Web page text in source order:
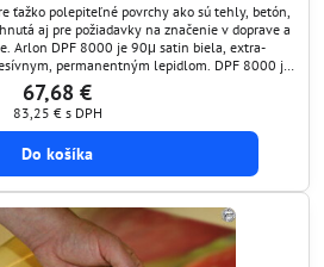
ťažko polepiteľné povrchy ako sú tehly, betón,
aj pre požiadavky na značenie v doprave a
Arlon DPF 8000 je 90μ satin biela, extra-
permanentným lepidlom. DPF 8000 je
silikónovom papieri podporujúcom
fólie a je určená pre...
67,68 €
83,25 € s DPH
Do košíka